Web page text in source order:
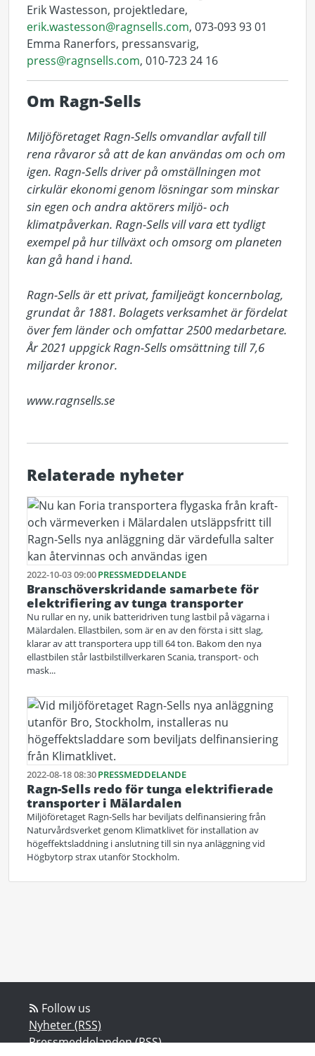
Erik Wastesson, projektledare,
erik.wastesson@ragnsells.com, 073-093 93 01
Emma Ranerfors, pressansvarig,
press@ragnsells.com, 010-723 24 16
Om Ragn-Sells
Miljöföretaget Ragn-Sells omvandlar avfall till
rena råvaror så att de kan användas om och om
igen. Ragn-Sells driver på omställningen mot
cirkulär ekonomi genom lösningar som minskar
sin egen och andra aktörers miljö- och
klimatpåverkan. Ragn-Sells vill vara ett tydligt
exempel på hur tillväxt och omsorg om planeten
kan gå hand i hand.
Ragn-Sells är ett privat, familjeägt koncernbolag,
grundat år 1881. Bolagets verksamhet är fördelat
över fem länder och omfattar 2500 medarbetare.
År 2021 uppgick Ragn-Sells omsättning till 7,6
miljarder kronor.
www.ragnsells.se
Relaterade nyheter
2022-10-03 09:00PRESSMEDDELANDE
Branschöverskridande samarbete för
elektrifiering av tunga transporter
Nu rullar en ny, unik batteridriven tung lastbil på vägarna i
Mälardalen. Ellastbilen, som är en av den första i sitt slag,
klarar av att transportera upp till 64 ton. Bakom den nya
ellastbilen står lastbilstillverkaren Scania, transport- och
mask...
2022-08-18 08:30PRESSMEDDELANDE
Ragn-Sells redo för tunga elektrifierade
transporter i Mälardalen
Miljöföretaget Ragn-Sells har beviljats delfinansiering från
Naturvårdsverket genom Klimatklivet för installation av
högeffektsladdning i anslutning till sin nya anläggning vid
Högbytorp strax utanför Stockholm.
Follow us
Nyheter (RSS)
Pressmeddelanden (RSS)